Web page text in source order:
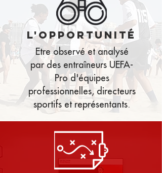
l'opportunité
Etre observé et analysé
par des entraîneurs UEFA-
Pro d'équipes
professionnelles, directeurs
sportifs et représentants.